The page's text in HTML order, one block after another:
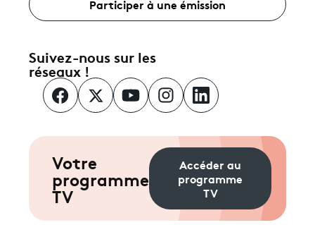
Participer à une émission
Suivez-nous sur les
réseaux !
Votre
programme
TV
Accéder au
programme
TV